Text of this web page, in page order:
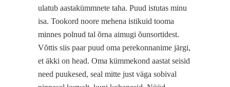
ulatub aastakümmnete taha. Puud istutas minu
isa. Tookord noore mehena istikuid tooma
minnes polnud tal õrna aimugi õunsortidest.
Võttis siis paar puud oma perekonnanime järgi,
et äkki on head. Oma kümmekond aastat seisid
need puukesed, seal mitte just väga sobival